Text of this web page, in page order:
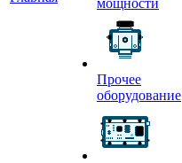
мощности
Прочее
оборудование